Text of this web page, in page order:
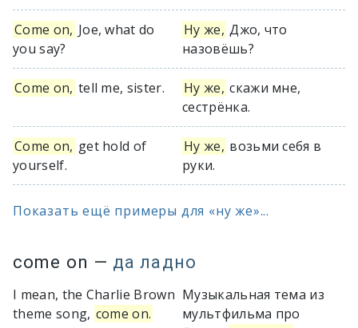
Come on, Joe, what do
you say?
Ну же, Джо, что
назовёшь?
Come on, tell me, sister. Ну же, скажи мне,
сестрёнка.
Come on, get hold of
yourself.
Ну же, возьми себя в
руки.
Показать ещё примеры для «ну же»...
come on — да ладно
I mean, the Charlie Brown
theme song, come on.
Музыкальная тема из
мультфильма про